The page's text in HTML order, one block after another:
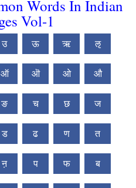
Words In Indian
Vol-1
उ ऊ ऋ ऌ
ऑ ऒ ओ औ
ङ च छ ज
ड ढ ण त
ऩ प फ ब